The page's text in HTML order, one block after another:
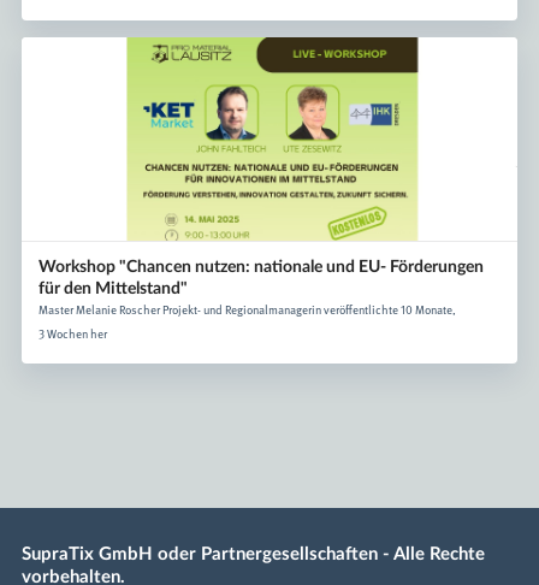
Workshop "Chancen nutzen: nationale und EU- Förderungen
für den Mittelstand"
Master Melanie Roscher Projekt- und Regionalmanagerin veröffentlichte 10 Monate,
3 Wochen her
SupraTix GmbH oder Partnergesellschaften - Alle Rechte
vorbehalten.